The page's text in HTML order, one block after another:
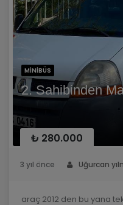
MINIBÜS
2. Sahibinden
₺ 280.000
3 yıl önce Uğurcan
araç 2012 den bu yana